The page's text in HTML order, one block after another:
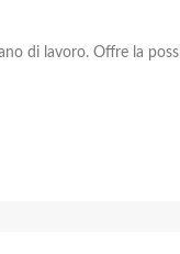
di lavoro. Offre la